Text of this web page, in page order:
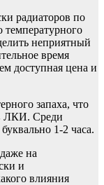
радиаторов по
температурного
неприятный
время
доступная цена и
запаха, что
ЛКИ. Среди
1-2 часа.
на
и
влияния